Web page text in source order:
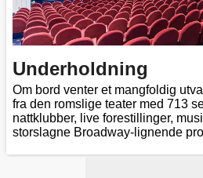
Underholdning
Om bord venter et mangfoldig
fra den romslige teater med 713
nattklubber, live forestillinger,
storslagne Broadway-lignende